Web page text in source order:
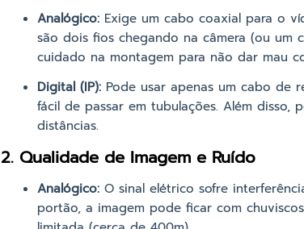
Analógico: Exige um cabo coaxial para o
são dois fios chegando na câmera (ou um
cuidado na montagem para não dar mau
Digital (IP): Pode usar apenas um cabo de
fácil de passar em tubulações. Além disso,
distâncias.
2. Qualidade de Imagem e Ruído
Analógico: O sinal elétrico sofre
portão, a imagem pode ficar com